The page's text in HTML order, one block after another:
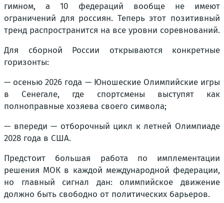
гимном, а 10 федераций вообще не имеют
ограничений для россиян. Теперь этот позитивный
тренд распространится на все уровни соревнований.
Для сборной России открываются конкретные
горизонты:
— осенью 2026 года — Юношеские Олимпийские игры
в Сенегале, где спортсмены выступят как
полноправные хозяева своего символа;
— впереди — отборочный цикл к летней Олимпиаде
2028 года в США.
Предстоит большая работа по имплементации
решения МОК в каждой международной федерации,
но главный сигнал дан: олимпийское движение
должно быть свободно от политических барьеров.